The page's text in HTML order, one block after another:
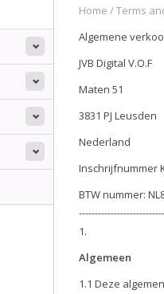
Home /Terms
Algemene
JVB
Maten 51
3831 PJ Leusden
Nederland
Inschrijfnummer
BTW nummer:
Algemeen
1.1 Deze